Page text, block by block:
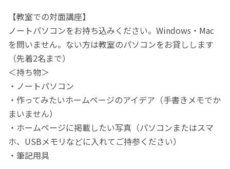
【教室での対面講座】
ノートパソコンをお持ち込みください。Windows・Mac
を問いません。ない方は教室のパソコンをお貸しします
（先着2名まで）
＜持ち物＞
・ノートパソコン
・作ってみたいホームページのアイデア（手書きメモでか
まいません）
・ホームページに掲載したい写真（パソコンまたはスマ
ホ、USBメモリなどに入れてご持参ください）
・筆記用具